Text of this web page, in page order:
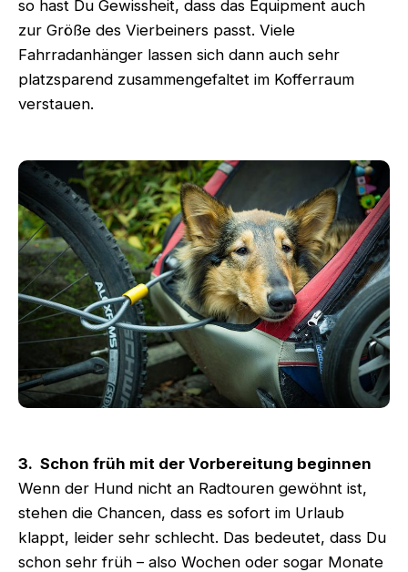
so hast Du Gewissheit, dass das Equipment auch
zur Größe des Vierbeiners passt. Viele
Fahrradanhänger lassen sich dann auch sehr
platzsparend zusammengefaltet im Kofferraum
verstauen.
3. Schon früh mit der Vorbereitung beginnen
Wenn der Hund nicht an Radtouren gewöhnt ist,
stehen die Chancen, dass es sofort im Urlaub
klappt, leider sehr schlecht. Das bedeutet, dass Du
schon sehr früh – also Wochen oder sogar Monate